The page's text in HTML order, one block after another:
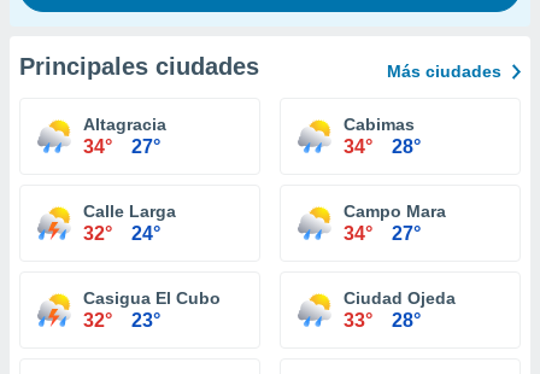
Principales ciudades Más ciudades
Altagracia
34° 27°
Cabimas
34° 28°
Calle Larga
32° 24°
Campo Mara
34° 27°
Casigua El Cubo
32° 23°
Ciudad Ojeda
33° 28°